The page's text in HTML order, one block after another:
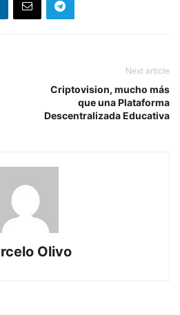
Next article
Criptovision, mucho más
que una Plataforma
Descentralizada Educativa
Olivo